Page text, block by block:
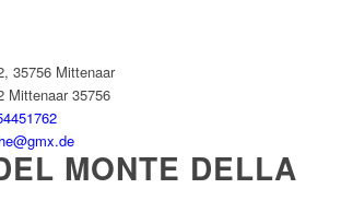
35756 Mittenaar
Mittenaar 35756
MONTE DELLA